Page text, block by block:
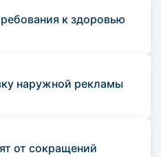
к здоровью
наружной рекламы
от сокращений